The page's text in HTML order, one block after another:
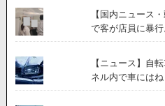
【国内ニュース
で客が店員に暴行
【ニュース】自
ネル内で車にはね